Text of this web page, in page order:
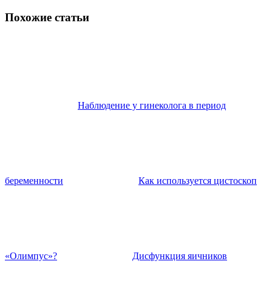
Похожие статьи
Наблюдение у гинеколога в период
беременности Как используется цистоскоп
«Олимпус»? Дисфункция яичников